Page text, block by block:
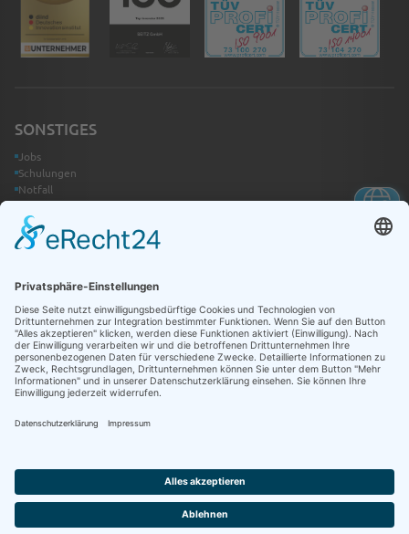
SONSTIGES
Jobs
Schulungen
Notfall
Kontakt
Infothek
Betriebsanweisungen
RECHTLICHES
Datenschutz